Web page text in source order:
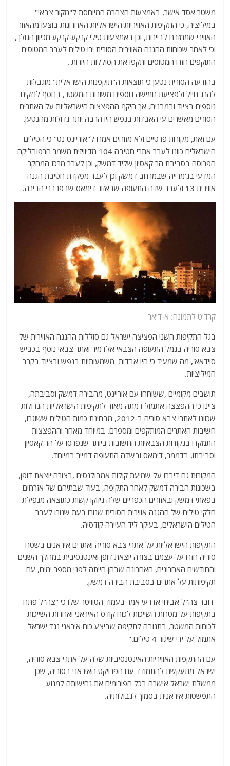
משטר אסד אישר, באמצעות הצהרה המיוחסת ל"מקור צבאי"
במיליציה, כי התקיפות האוויריות הישראליות האחרונות בוצעו מהאזור
האווירי שממזרח לביירות, וכן באמצעות טילי קרקע-קרקע מכיוון הגולן ,
וכי לאחר שכוחות ההגנה האווירית הסורית ירו טילים לעבר המטוסים
התוקפים חזרו המטוסים ותקפו את הסוללות היורות .
בהודעה הסורית נטען כי תוצאות ה"תוקפנות הישראלית" מוגבלות
להרג חייל ולפציעת חמישה נוספים משורות המשטר, בנוסף לנזקים
נוספים בציוד ובמבנים, אך היקף ההפצצות הישראליות על האתרים
הסורים מאשרים עי האבדות בנפש היו הרבה יותר גדולות מהנטען.
עם זאת, מקורות פרטיים ולא מזוהים אמרו ל"אוריינט נט" כי הטילים
הישראלים כוונו לעבר אתרי חטיבה 104 מדיוויזית משמר הרפובליקה
הפרוסה בסביבת הר קאסיון שליד דמשק, וכן לעבר מרכז המחקר
המדעי בג'מרייה שבמרחב דמשק וכן לעבר מפקדת חטיבת הגנה
אווירית 13 ולעבר שדה התעופה שבאזור דימאס שבפרברי הבירה.
קרדיט לתמונה: א-דיאר
בגל התקיפות השני הפציצה ישראל גם סוללות ההגנה האווירית של
צבא סוריה בנמל התעופה הצבאי אלדמיר ואתר צבאי נוסף בכביש
סוידאא', מה שמעיד כי היו אבדות משמעותיות בנפש ובציוד בקרב
המיליציות.
תושבים מקומיים ,ששוחחו עם אוריינט, מהבירה דמשק וסביבתה,
ציינו כי ההפצצה אתמול דמתה מאוד לתקיפות הישראליות הגדולות
שכוונו לאתרי צבא סוריה ב-2012, מבחינת כמות הטילים ששוגרו,
חשיבות האתרים המותקפים ומספרם. במיוחד מאחר וההפצצות
התמקדו בנקודות הצבאיות החשובות ביותר שנפרסו על הר קאסיון
וסביבתו, בדממר, דימאס ובשדה התעופה דמייר במיוחד.
המקורות גם דיברו על שמיעת קולות אמבולנסים ,בצורה יוצאת דופן,
בשכונות הבירה דמשק לאחר התקיפה, בעוד שבתיהם של אזרחים
בפאתי דמשק ובאזורים הכפריים שלה ניזוקו קשות כתוצאה מנפילת
חלקי טילים של ההגנה אווירית הסורית שנורו בעת שנורו לעבר
הטילים הישראלים, בעיקר ליד העיירה קודסיה.
התקיפות הישראליות על אתרי צבא סוריה ואתרים איראנים בשטח
סוריה חזרו על עצמם בצורה יוצאת דופן ואינטנסיבית במהלך השנים
והחודשים האחרונים, האחרונה שבהן הייתה לפני מספר ימים, עם
תקיפותות על אתרים בסביבת הבירה דמשק.
דובר צה"ל אביחי אדרעי אמר בעמוד הטוויטר שלו כי "צה"ל פתח
בתקיפות על מטרות השייכות לכוח קודס האיראני ואחרות השייכות
לכוחות המשטר, בתגובה לתקיפה שביצע כוח איראני נגד ישראל
אתמול על ידי שיגור 4 טילים."
עם ההתקפות האוויריות האינטנסיביות שלה על אתרי צבא סוריה,
ישראל מתעקשת להתמודד עם הפרויקט האיראני בסוריה, שכן
ממשלת ישראל אישרה בכל הפורומים את נחישותה למנוע
התפשטות איראנית בסמוך לגבולותיה.